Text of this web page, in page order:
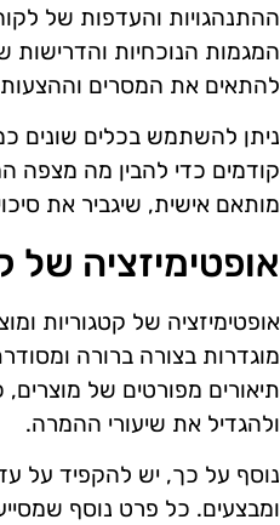
ההתנהגויות והעדפות של
להתאים את המסרים וההצעות
ניתן להשתמש בכלים שונים
מותאם אישית, שיגביר את
אופטימיזציה של
מוגדרות בצורה ברורה
תיאורים מפורטים של
ולהגדיל את שיעורי ההמרה.
נוסף על כך, יש להקפיד על
ומבצעים. כל פרט נוסף